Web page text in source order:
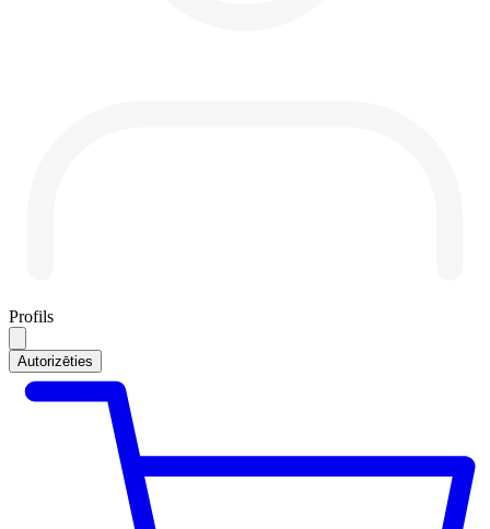
Profils
Autorizēties